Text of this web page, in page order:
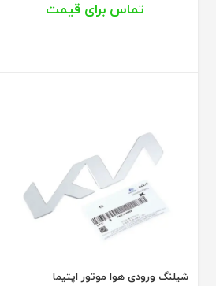
تماس برای قیمت
شیلنگ ورودی هوا موتور اپتیما